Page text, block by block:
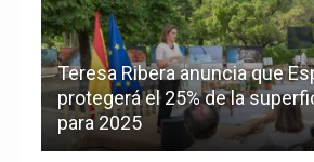
Teresa Ribera anuncia que
protegerá el 25% de la
para 2025